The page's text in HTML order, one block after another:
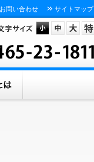
問い合わせ サイトマップ